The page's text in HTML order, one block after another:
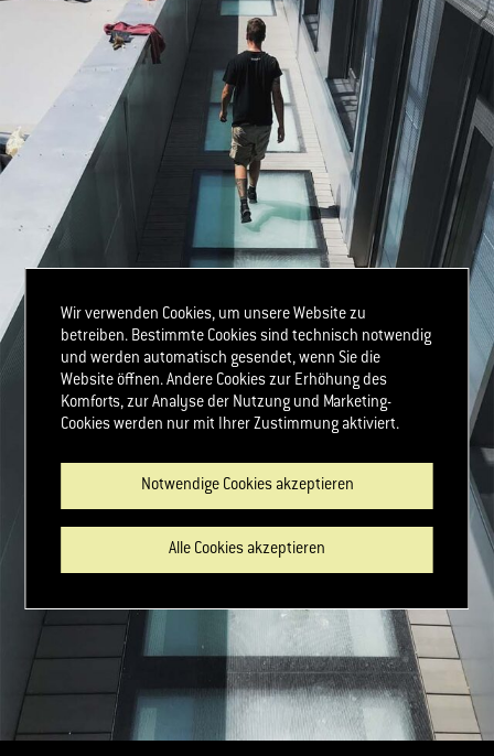
Wir verwenden Cookies, um unsere Website zu
betreiben. Bestimmte Cookies sind technisch notwendig
und werden automatisch gesendet, wenn Sie die
Website öffnen. Andere Cookies zur Erhöhung des
Komforts, zur Analyse der Nutzung und Marketing-
Cookies werden nur mit Ihrer Zustimmung aktiviert.
Notwendige Cookies akzeptieren
Alle Cookies akzeptieren